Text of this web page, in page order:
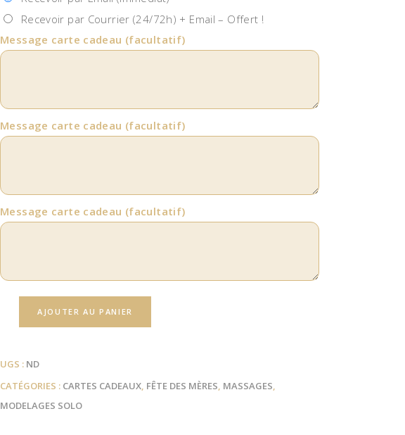
Recevoir par Courrier (24/72h) + Email – Offert !
Message carte cadeau (facultatif)
Message carte cadeau (facultatif)
Message carte cadeau (facultatif)
AJOUTER AU PANIER
UGS : ND
CATÉGORIES : CARTES CADEAUX, FÊTE DES MÈRES, MASSAGES,
MODELAGES SOLO